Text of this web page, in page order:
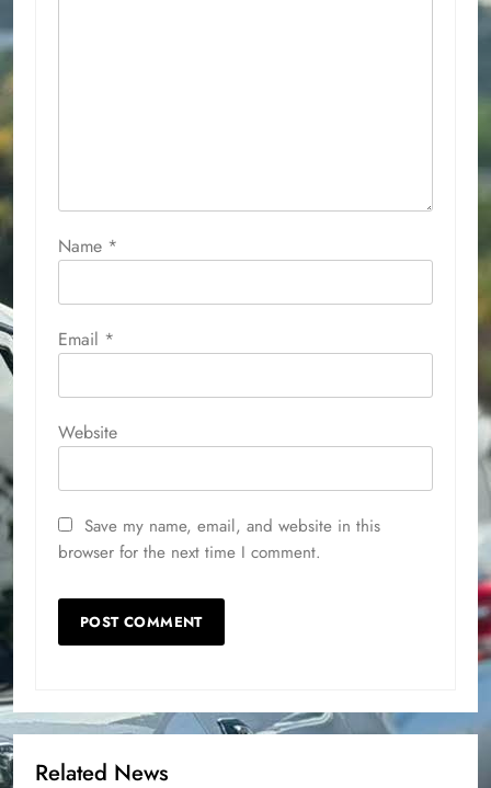
Name *
Email *
Website
Save my name, email, and website in this
browser for the next time I comment.
Related News